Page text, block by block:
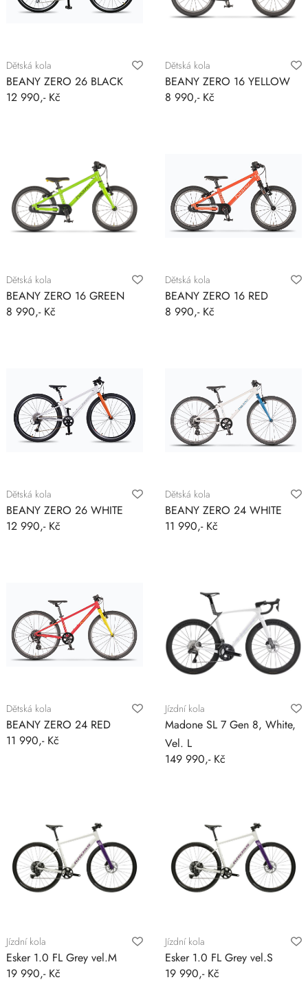
Dětská kola
BEANY ZERO 26 BLACK
12 990,- Kč
Dětská kola
BEANY ZERO 16 YELLOW
8 990,- Kč
Dětská kola
BEANY ZERO 16 GREEN
8 990,- Kč
Dětská kola
BEANY ZERO 16 RED
8 990,- Kč
Dětská kola
BEANY ZERO 26 WHITE
12 990,- Kč
Dětská kola
BEANY ZERO 24 WHITE
11 990,- Kč
Dětská kola
BEANY ZERO 24 RED
11 990,- Kč
Jízdní kola
Madone SL 7 Gen 8, White,
Vel. L
149 990,- Kč
Jízdní kola
Esker 1.0 FL Grey vel.M
19 990,- Kč
Jízdní kola
Esker 1.0 FL Grey vel.S
19 990,- Kč